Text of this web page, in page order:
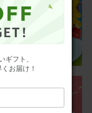
フト、
お届け！